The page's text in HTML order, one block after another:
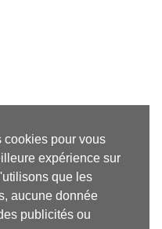
cookies pour vous
expérience sur
que les
aucune donnée
publicités ou